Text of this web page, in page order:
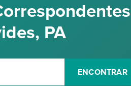
PA
ENCONTRAR